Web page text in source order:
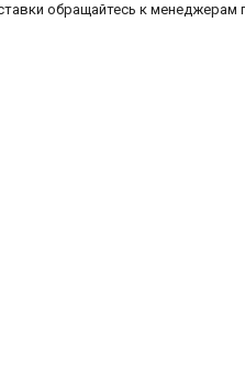
обращайтесь к менеджерам